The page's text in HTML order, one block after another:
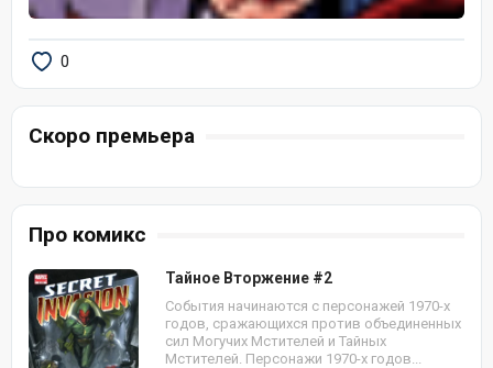
0
Скоро премьера
Про комикс
Тайное Вторжение #2
События начинаются с персонажей 1970-х
годов, сражающихся против объединенных
сил Могучих Мстителей и Тайных
Мстителей. Персонажи 1970-х годов...